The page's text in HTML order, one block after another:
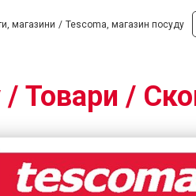
магазини Tescoma, магазин посуду
Товари /